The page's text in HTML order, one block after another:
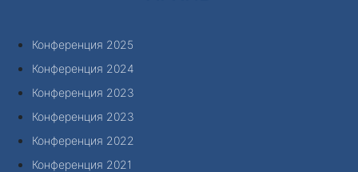
Конференция 2025
Конференция 2024
Конференция 2023
Конференция 2023
Конференция 2022
Конференция 2021